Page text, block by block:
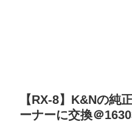
【RX-8】K&Nの純
ーナーに交換＠